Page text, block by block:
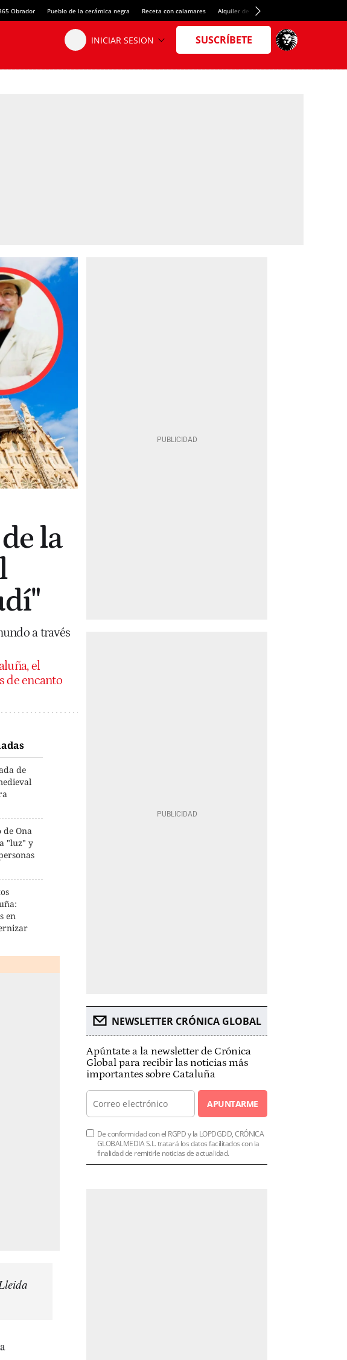
Obrador Pueblo de la cerámica negra Receta con calamares Alquiler de habitaciones en España
la
a través
el
de encanto
de
Ona
"luz" y
en
NEWSLETTER CRÓNICA GLOBAL
Apúntate a la newsletter de Crónica
Global para recibir las noticias más
importantes sobre Cataluña
APUNTARME
De conformidad con el RGPD y la LOPDGDD, CRÓNICA
GLOBALMEDIA S.L. tratará los datos facilitados con la
finalidad de remitirle noticias de actualidad.